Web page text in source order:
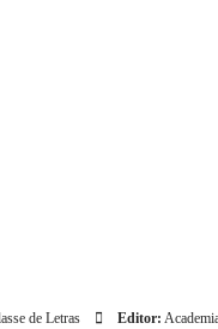
de Letras Editor: